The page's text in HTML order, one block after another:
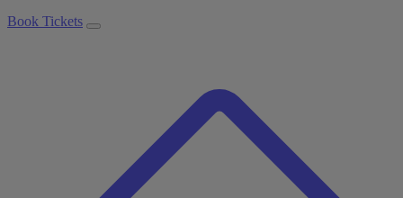
Book Tickets